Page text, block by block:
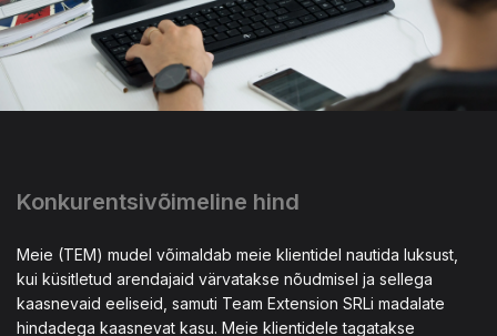
Konkurentsivõimeline hind
Meie (TEM) mudel võimaldab meie klientidel nautida luksust,
kui küsitletud arendajaid värvatakse nõudmisel ja sellega
kaasnevaid eeliseid, samuti Team Extension SRLi madalate
hindadega kaasnevat kasu. Meie klientidele tagatakse